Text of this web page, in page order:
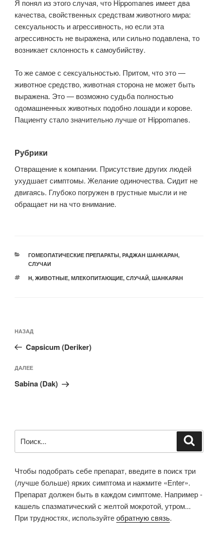
Я понял из этого случая, что Hippomanes имеет два
качества, свойственных средствам животного мира:
сексуальность и агрессивность, но если эта
агрессивность не выражена, или сильно подавлена, то
возникает склонность к самоубийству.
То же самое с сексуальностью. Притом, что это —
животное средство, животная сторона не может быть
выражена. Это — возможно судьба полностью
одомашненных животных подобно лошади и корове.
Пациенту стало значительно лучше от Hippomanes.
Рубрики
Отвращение к компании. Присутствие других людей
ухудшает симптомы. Желание одиночества. Сидит не
двигаясь. Глубоко погружен в грустные мысли и не
обращает ни на что внимание.
РУБРИКИ
ГОМЕОПАТИЧЕСКИЕ ПРЕПАРАТЫ, РАДЖАН ШАНКАРАН,
СЛУЧАИ
МЕТКИ
H, ЖИВОТНЫЕ, МЛЕКОПИТАЮЩИЕ, СЛУЧАЙ, ШАНКАРАН
по
записям
Предыдущая
запись:
НАЗАД
Capsicum (Deriker)
Следующая
запись
ДАЛЕЕ
Sabina (Dak)
Чтобы подобрать себе препарат, введите в поиск три
(лучше больше) ярких симптома и нажмите «Enter».
Препарат должен быть в каждом симптоме. Например -
кашель спазматический с желтой мокротой, утром...
При трудностях, используйтеобратную связь.